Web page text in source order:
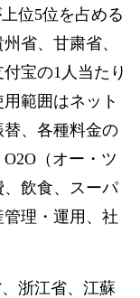
位5位を占める
省、甘粛省、
宝の1人当たり
範囲はネット
、各種料金の
（オー・ツ
飲食、スーパ
理・運用、社
浙江省、江蘇